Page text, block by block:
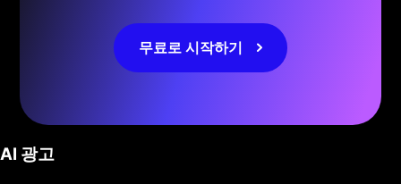
무료로 시작하기
AI 광고